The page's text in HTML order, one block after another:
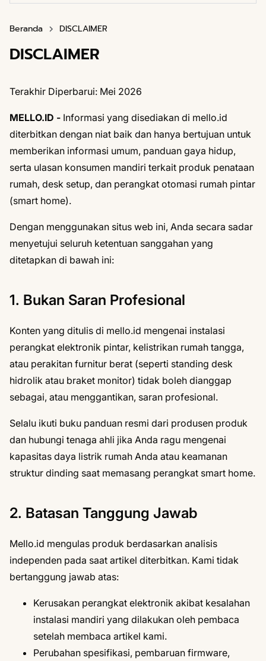
Beranda DISCLAIMER
DISCLAIMER
Terakhir Diperbarui: Mei 2026
MELLO.ID - Informasi yang disediakan di mello.id
diterbitkan dengan niat baik dan hanya bertujuan untuk
memberikan informasi umum, panduan gaya hidup,
serta ulasan konsumen mandiri terkait produk penataan
rumah, desk setup, dan perangkat otomasi rumah pintar
(smart home).
Dengan menggunakan situs web ini, Anda secara sadar
menyetujui seluruh ketentuan sanggahan yang
ditetapkan di bawah ini:
1. Bukan Saran Profesional
Konten yang ditulis di mello.id mengenai instalasi
perangkat elektronik pintar, kelistrikan rumah tangga,
atau perakitan furnitur berat (seperti standing desk
hidrolik atau braket monitor) tidak boleh dianggap
sebagai, atau menggantikan, saran profesional.
Selalu ikuti buku panduan resmi dari produsen produk
dan hubungi tenaga ahli jika Anda ragu mengenai
kapasitas daya listrik rumah Anda atau keamanan
struktur dinding saat memasang perangkat smart home.
2. Batasan Tanggung Jawab
Mello.id mengulas produk berdasarkan analisis
independen pada saat artikel diterbitkan. Kami tidak
bertanggung jawab atas:
Kerusakan perangkat elektronik akibat kesalahan
instalasi mandiri yang dilakukan oleh pembaca
setelah membaca artikel kami.
Perubahan spesifikasi, pembaruan firmware,